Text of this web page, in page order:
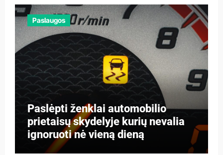
Paslaugos
Paslėpti ženklai automobilio
prietaisų skydelyje kurių nevalia
ignoruoti nė vieną dieną